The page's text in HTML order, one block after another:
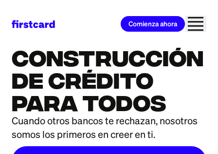
Comienza ahora
Construcción
de crédito
para todos
Cuando otros bancos te rechazan, nosotros
somos los primeros en creer en ti.